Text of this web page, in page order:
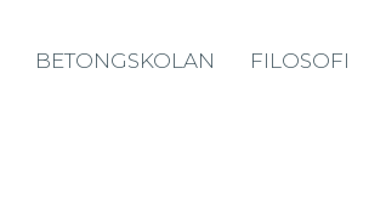
BETONGSKOLAN FILOSOFI